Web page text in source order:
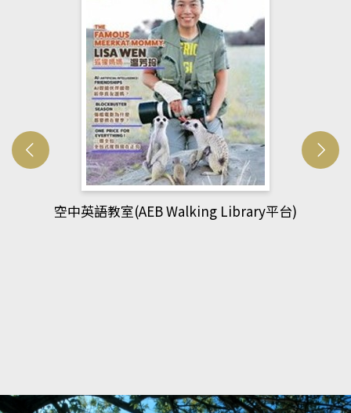
網管人(kono平台)